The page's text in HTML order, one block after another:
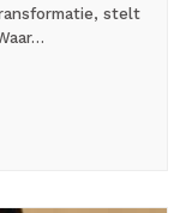
stelt